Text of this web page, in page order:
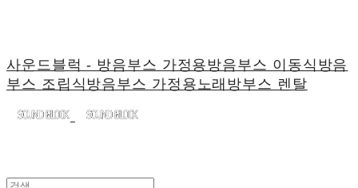
사운드블럭 - 방음부스 가정용방음부스 이동식방음
부스 조립식방음부스 가정용노래방부스 렌탈